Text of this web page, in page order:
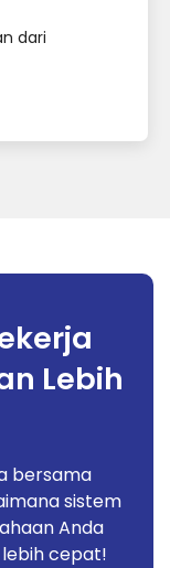
dari
Lebih
bersama
sistem
Anda
cepat!